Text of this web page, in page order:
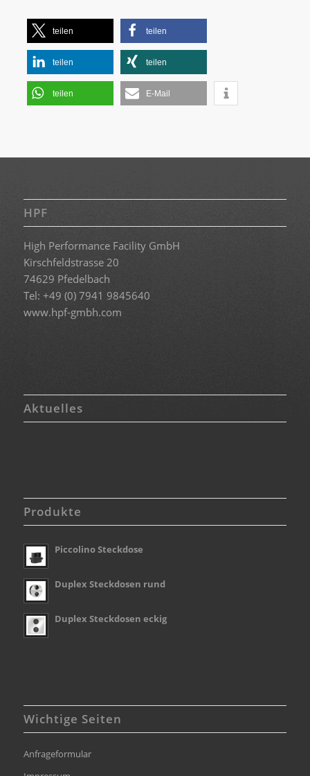
teilen teilen
teilen teilen
teilen E-Mail
HPF
High Performance Facility GmbH
Kirschfeldstrasse 20
74629 Pfedelbach
Tel: +49 (0) 7941 9845640
www.hpf-gmbh.com
Aktuelles
Produkte
Piccolino Steckdose
Duplex Steckdosen rund
Duplex Steckdosen eckig
Wichtige Seiten
Anfrageformular